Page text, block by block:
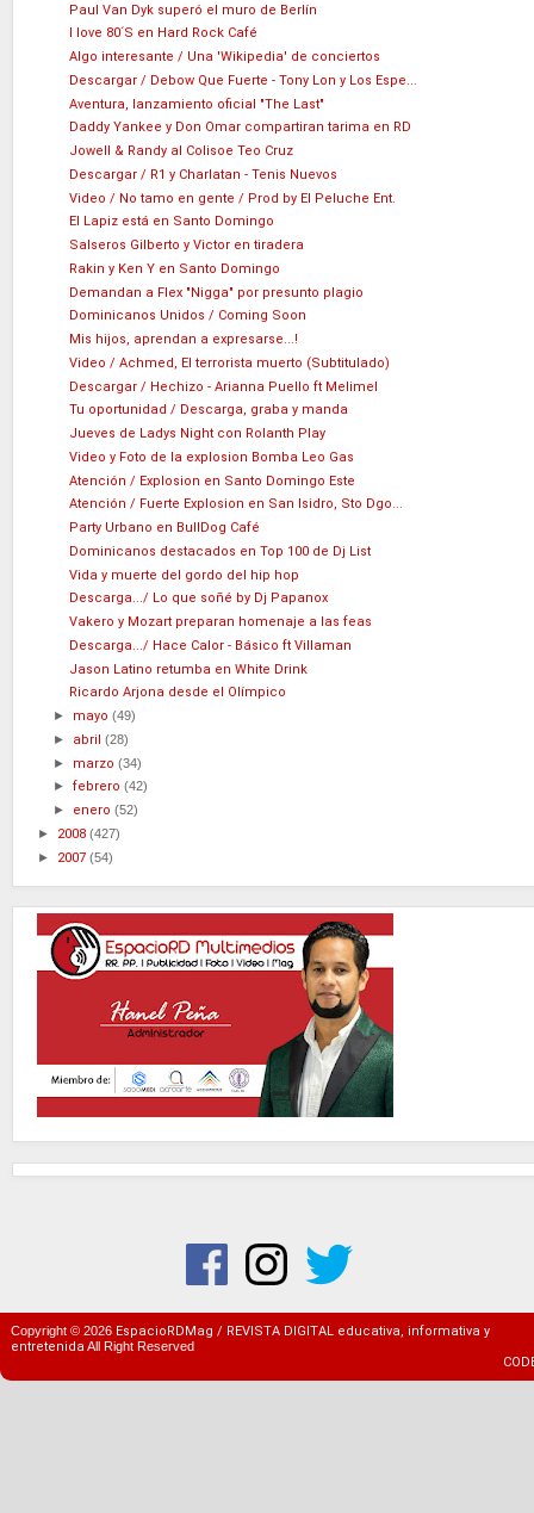
Paul Van Dyk superó el muro de Berlín
I love 80´S en Hard Rock Café
Algo interesante / Una 'Wikipedia' de conciertos
Descargar / Debow Que Fuerte - Tony Lon y Los Espe...
Aventura, lanzamiento oficial "The Last"
Daddy Yankee y Don Omar compartiran tarima en RD
Jowell & Randy al Colisoe Teo Cruz
Descargar / R1 y Charlatan - Tenis Nuevos
Video / No tamo en gente / Prod by El Peluche Ent.
El Lapiz está en Santo Domingo
Salseros Gilberto y Victor en tiradera
Rakin y Ken Y en Santo Domingo
Demandan a Flex "Nigga" por presunto plagio
Dominicanos Unidos / Coming Soon
Mis hijos, aprendan a expresarse...!
Video / Achmed, El terrorista muerto (Subtitulado)
Descargar / Hechizo - Arianna Puello ft Melimel
Tu oportunidad / Descarga, graba y manda
Jueves de Ladys Night con Rolanth Play
Video y Foto de la explosion Bomba Leo Gas
Atención / Explosion en Santo Domingo Este
Atención / Fuerte Explosion en San Isidro, Sto Dgo...
Party Urbano en BullDog Café
Dominicanos destacados en Top 100 de Dj List
Vida y muerte del gordo del hip hop
Descarga.../ Lo que soñé by Dj Papanox
Vakero y Mozart preparan homenaje a las feas
Descarga.../ Hace Calor - Básico ft Villaman
Jason Latino retumba en White Drink
Ricardo Arjona desde el Olímpico
► mayo(49)
► abril(28)
► marzo(34)
►febrero(42)
► enero(52)
► 2008 (427)
► 2007 (54)
Copyright © 2026 EspacioRDMag / REVISTA DIGITAL educativa, informativa y
entretenidaAll Right Reserved